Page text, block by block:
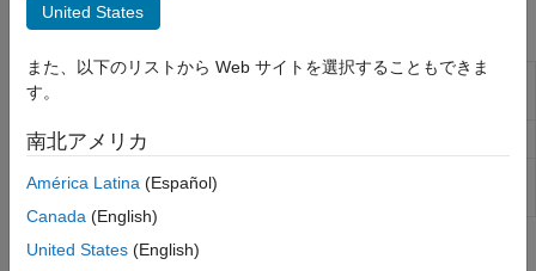
加速度センサー
近接センサー
環境センサー
ビジョン センサー
モーターおよびビークル センサー
ブロック
Encoder
Measure incremental position and
Tachometer
VL53L0X Time
of Flight Sensor
ターゲット オブジェクトへの距離を測定
する
この情報は役に立ちましたか？
United States
また、以下のリストから Web サイトを選択することもできま
す。
南北アメリカ
América Latina (Español)
Canada (English)
United States (English)